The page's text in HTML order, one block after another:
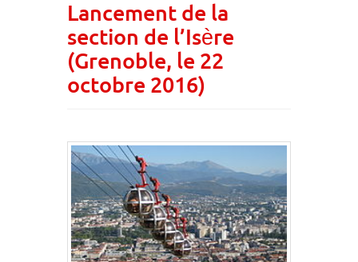
Lancement de la
section de l’Isère
(Grenoble, le 22
octobre 2016)